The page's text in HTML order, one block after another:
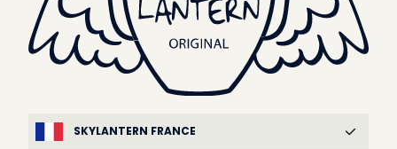
SKYLANTERN FRANCE